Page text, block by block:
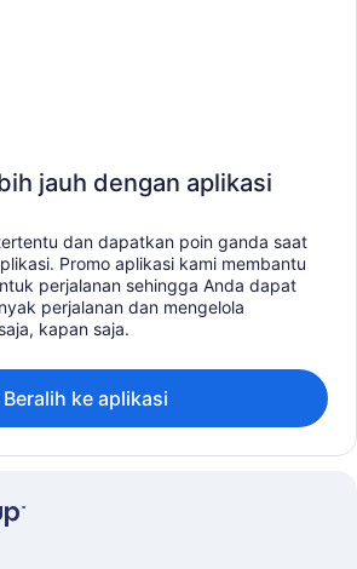
jauh dengan aplikasi
dan dapatkan poin ganda saat
Promo aplikasi kami membantu
perjalanan sehingga Anda dapat
perjalanan dan mengelola
kapan saja.
Beralih ke aplikasi